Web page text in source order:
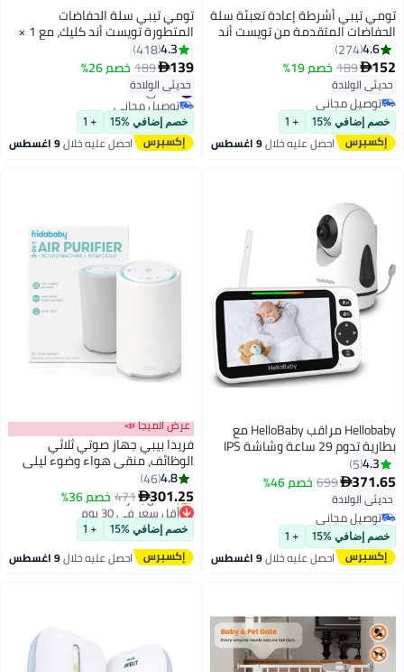
تومي تيبي أشرطة إعادة تعبئة سلة
الحفاضات المتقدمة من تويست أند
كليك، فيلم أخضر مضاد للبكتيريا من
مصادر مستدامة، عبوة من 3 قطع
4.6
274
152
189 خصم 19%
حديثي الولادة
توصيل مجاني
توصيل مجاني
خصم إضافي %15 + 1
احصل عليه خلال9 اغسطس
تومي تيبي سلة الحفاضات
المتطورة تويست أند كليك، مع 1 ×
علبة إعادة التعبئة وطبقة خضراء
مضادة للبكتيريا من مصادر
مستدامة، باللون الأبيض
4.3
418
139
189 خصم 26%
حديثي الولادة
#3 في سلة حفاضات
توصيل مجاني
#3 في سلة حفاضات
خصم إضافي %15 + 1
احصل عليه خلال9 اغسطس
Hellobaby مراقب HelloBaby مع
بطارية تدوم 29 ساعة وشاشة IPS
بحجم 5 إنش، بدون واي فاي، مراقب
فيديو للأطفال مع كاميرا وصوت
بمدى 1000 قدم ورؤية ليلية تلقائية
لدرجة حرارة الأطفال والحيوانات
الأليفة وكبار السن.
4.3
5
371.65
699 خصم 46%
حديثي الولادة
توصيل مجاني
توصيل مجاني
خصم إضافي %15 + 1
احصل عليه خلال9 اغسطس
عرض الميجا 📣
فريدا بيبي جهاز صوتي ثلاثي
الوظائف، منقي هواء وضوء ليلي
4.8
46
301.25
471 خصم 36% أقل سعر في 30 يوم
توصيل مجاني
بتخلّص بسرعة
أقل سعر في 30 يوم
خصم إضافي %15 + 1
احصل عليه خلال9 اغسطس